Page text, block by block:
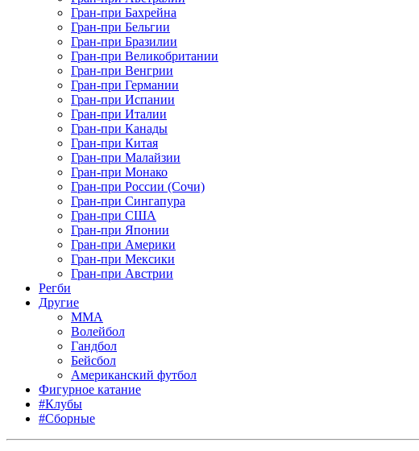
Гран-при Бахрейна
Гран-при Бельгии
Гран-при Бразилии
Гран-при Великобритании
Гран-при Венгрии
Гран-при Германии
Гран-при Испании
Гран-при Италии
Гран-при Канады
Гран-при Китая
Гран-при Малайзии
Гран-при Монако
Гран-при России (Сочи)
Гран-при Сингапура
Гран-при США
Гран-при Японии
Гран-при Америки
Гран-при Мексики
Гран-при Австрии
Регби
Другие
MMA
Волейбол
Гандбол
Бейсбол
Американский футбол
Фигурное катание
#Клубы
#Сборные